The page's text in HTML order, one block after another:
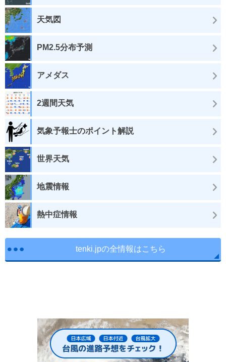
天気図
PM2.5分布予測
アメダス
2週間天気
気象予報士のポイント解説
世界天気
地震情報
熱中症情報
tenki.jpの全情報はこちら